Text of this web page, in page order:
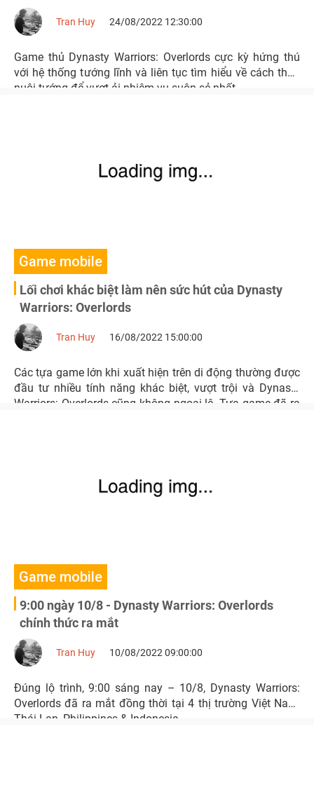
Tran Huy 24/08/2022 12:30:00
Game thủ Dynasty Warriors: Overlords cực kỳ hứng thú
với hệ thống tướng lĩnh và liên tục tìm hiểu về cách thức
nuôi tướng để vượt ải nhiệm vụ suôn sẻ nhất.
Game mobile
Lối chơi khác biệt làm nên sức hút của Dynasty
Warriors: Overlords
Tran Huy 16/08/2022 15:00:00
Các tựa game lớn khi xuất hiện trên di động thường được
đầu tư nhiều tính năng khác biệt, vượt trội và Dynasty
Warriors: Overlords cũng không ngoại lệ. Tựa game đã ra
Game mobile
9:00 ngày 10/8 - Dynasty Warriors: Overlords
chính thức ra mắt
Tran Huy 10/08/2022 09:00:00
Đúng lộ trình, 9:00 sáng nay – 10/8, Dynasty Warriors:
Overlords đã ra mắt đồng thời tại 4 thị trường Việt Nam,
Thái Lan, Philippines & Indonesia.